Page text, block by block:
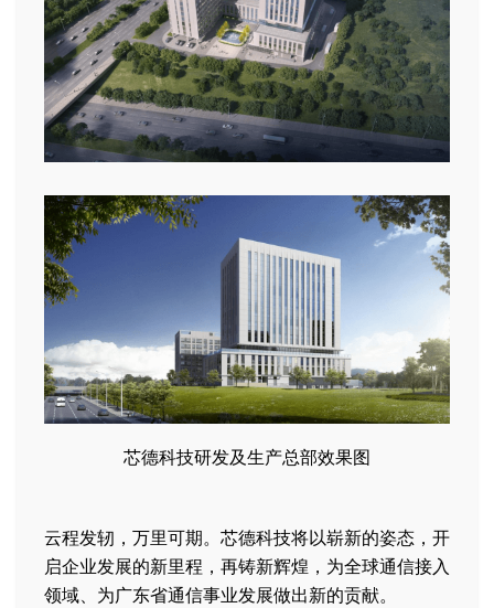
芯德科技研发及生产总部效果图
云程发轫，万里可期。芯德科技将以崭新的姿态，开
启企业发展的新里程，再铸新辉煌，为全球通信接入
领域、为广东省通信事业发展做出新的贡献。